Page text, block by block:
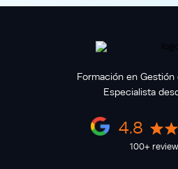
Formación en
Especialista
4.8
100+